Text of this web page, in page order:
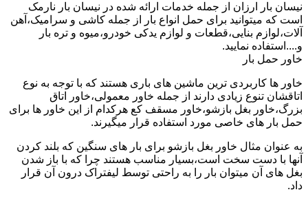
نیسان بار ارزان از جمله خدمات ارائه شده در نیسان بار نارمک
است که میتوانید برای حمل انواع بار از جمله کاشی و سرامیک،آهن
آلات،لوازم بنایی،قطعات و لوازم یدکی خودرو،میوه و تره بار
و....استفاده نمایید.
خاور حمل بار
خاور ها کاربردی ترین ماشین های باری هستند که با توجه به نوع
اتاقشان تنوع زیادی دارند از جمله خاور معمولی،خاور اتاق
بزرگ،خاور بغل بازشو،خاور مسقف کع هرکدام از این خاور ها برای
حمل بار های خاصی مورد استفاده قرار میگیرند.
به عنوان مثال خاور بغل بازشو برای بار های سنگین که بلند کردن
آنها با دست سخت است،بسیار مناسب هستند چرا که با باز شدن
بغل های آن میتوان بار را به راحتی توسط لیفتراک درون آن قرار
داد.